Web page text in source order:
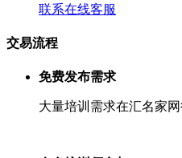
联系在线客服
交易流程
免费发布需求
大量培训需求在汇名家